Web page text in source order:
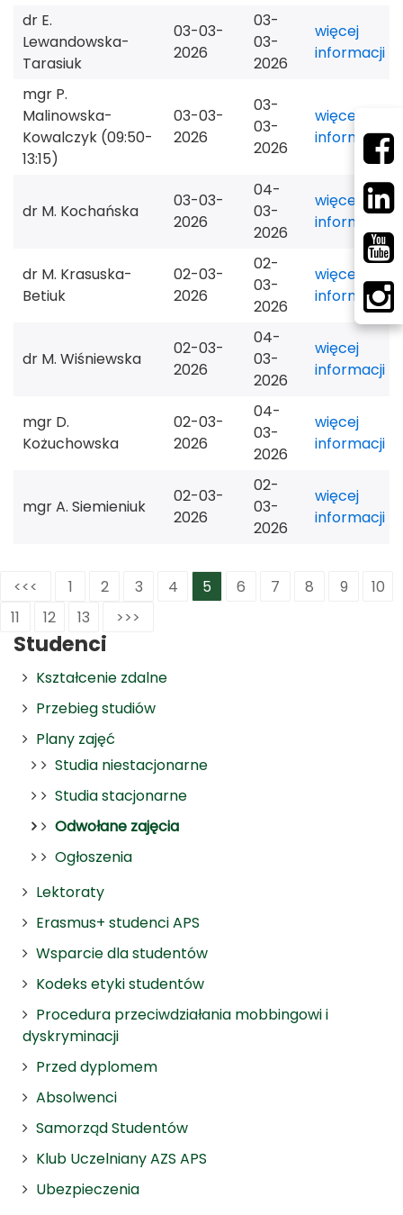
Studenci
Kształcenie zdalne
Przebieg studiów
Plany zajęć
Studia niestacjonarne
Studia stacjonarne
Odwołane zajęcia
Ogłoszenia
Lektoraty
Erasmus+ studenci APS
Wsparcie dla studentów
Kodeks etyki studentów
Procedura przeciwdziałania mobbingowi i
dyskryminacji
Przed dyplomem
Absolwenci
Samorząd Studentów
Klub Uczelniany AZS APS
Ubezpieczenia
dr E.
Lewandowska-
Tarasiuk
03-03-
2026
03-
03-
2026
więcej
informacji
mgr P.
Malinowska-
Kowalczyk (09:50-
13:15)
03-03-
2026
03-
03-
2026
więcej
informacji
dr M. Kochańska
03-03-
2026
04-
03-
2026
więcej
informacji
dr M. Krasuska-
Betiuk
02-03-
2026
02-
03-
2026
więcej
informacji
dr M. Wiśniewska
02-03-
2026
04-
03-
2026
więcej
informacji
mgr D.
Kożuchowska
02-03-
2026
04-
03-
2026
więcej
informacji
mgr A. Siemieniuk
02-03-
2026
02-
03-
2026
więcej
informacji
<<< 1 2 3 4 5 6 7 8 9
10
11
12 13 >>>